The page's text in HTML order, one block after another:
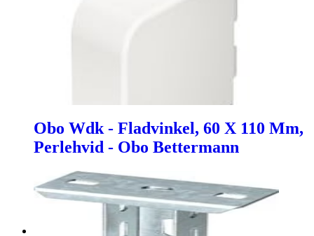
Obo Wdk - Fladvinkel, 60 X 110 Mm,
Perlehvid - Obo Bettermann